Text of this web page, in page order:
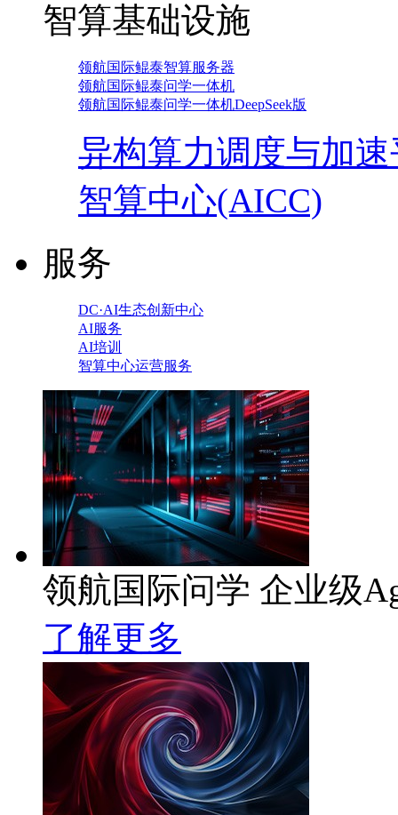
智算基础设施
领航国际鲲泰智算服务器
领航国际鲲泰问学一体机
领航国际鲲泰问学一体机DeepSeek版
异构算力调度与加
智算中心(AICC)
服务
DC·AI生态创新中心
AI服务
AI培训
智算中心运营服务
领航国际问学 企业级
了解更多